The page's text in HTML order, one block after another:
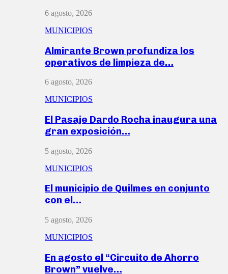
6 agosto, 2026
MUNICIPIOS
Almirante Brown profundiza los
operativos de limpieza de…
6 agosto, 2026
MUNICIPIOS
El Pasaje Dardo Rocha inaugura una
gran exposición…
5 agosto, 2026
MUNICIPIOS
El municipio de Quilmes en conjunto
con el…
5 agosto, 2026
MUNICIPIOS
En agosto el “Circuito de Ahorro
Brown” vuelve…